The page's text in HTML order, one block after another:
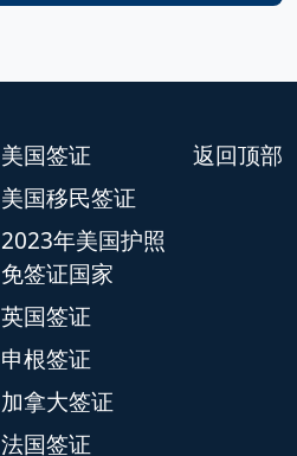
返回顶部
美国签证
美国移民签证
2023年美国护照
免签证国家
英国签证
申根签证
加拿大签证
法国签证